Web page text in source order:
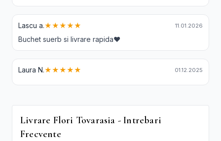
ți făcut posibil acest lucru.Recomand 😘❤️
Lascu a.★★★★★ 11.01.2026
Buchet suerb si livrare rapida❤️
Laura N.★★★★★ 01.12.2025
Livrare Flori Tovarasia - Intrebari
Frecvente